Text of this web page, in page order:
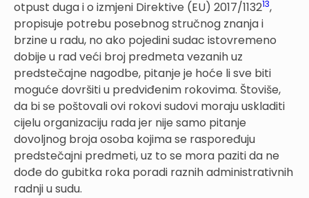
otpust duga i o izmjeni Direktive (EU) 2017/113213,
propisuje potrebu posebnog stručnog znanja i
brzine u radu, no ako pojedini sudac istovremeno
dobije u rad veći broj predmeta vezanih uz
predstečajne nagodbe, pitanje je hoće li sve biti
moguće dovršiti u predviđenim rokovima. Štoviše,
da bi se poštovali ovi rokovi sudovi moraju uskladiti
cijelu organizaciju rada jer nije samo pitanje
dovoljnog broja osoba kojima se raspoređuju
predstečajni predmeti, uz to se mora paziti da ne
dođe do gubitka roka poradi raznih administrativnih
radnji u sudu.